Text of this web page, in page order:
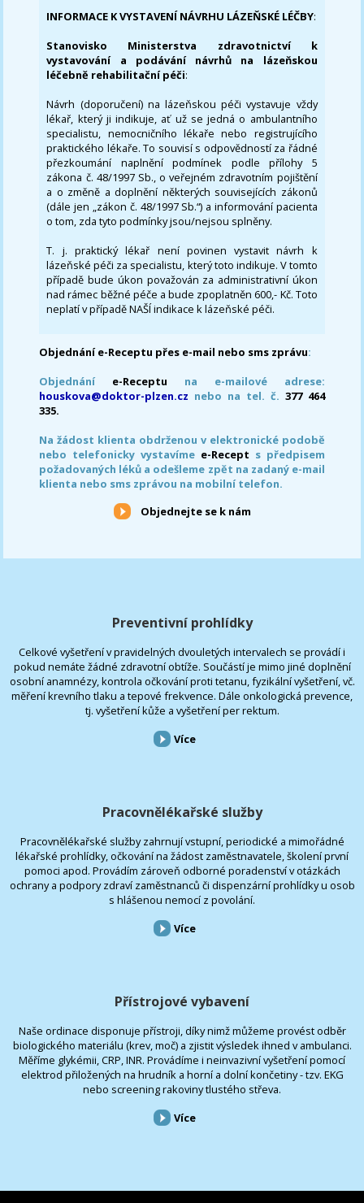
INFORMACE K VYSTAVENÍ NÁVRHU LÁZEŇSKÉ LÉČBY:
Stanovisko Ministerstva zdravotnictví k
vystavování a podávání návrhů na lázeňskou
léčebně rehabilitační péči:
Návrh (doporučení) na lázeňskou péči vystavuje vždy
lékař, který ji indikuje, ať už se jedná o ambulantního
specialistu, nemocničního lékaře nebo registrujícího
praktického lékaře. To souvisí s odpovědností za řádné
přezkoumání naplnění podmínek podle přílohy 5
zákona č. 48/1997 Sb., o veřejném zdravotním pojištění
a o změně a doplnění některých souvisejících zákonů
(dále jen „zákon č. 48/1997 Sb.“) a informování pacienta
o tom, zda tyto podmínky jsou/nejsou splněny.
T. j. praktický lékař není povinen vystavit návrh k
lázeňské péči za specialistu, který toto indikuje. V tomto
případě bude úkon považován za administrativní úkon
nad rámec běžné péče a bude zpoplatněn 600,- Kč. Toto
neplatí v případě NAŠÍ indikace k lázeňské péči.
Objednání e-Receptu přes e-mail nebo sms zprávu:
Objednání e-Receptu na e-mailové adrese:
houskova@doktor-plzen.cz nebo na tel. č. 377 464
335.
Na žádost klienta obdrženou v elektronické podobě
nebo telefonicky vystavíme e-Recept s předpisem
požadovaných léků a odešleme zpět na zadaný e-mail
klienta nebo sms zprávou na mobilní telefon.
Objednejte se k nám
Preventivní prohlídky
Celkové vyšetření v pravidelných dvouletých intervalech se provádí i
pokud nemáte žádné zdravotní obtíže. Součástí je mimo jiné doplnění
osobní anamnézy, kontrola očkování proti tetanu, fyzikální vyšetření, vč.
měření krevního tlaku a tepové frekvence. Dále onkologická prevence,
tj. vyšetření kůže a vyšetření per rektum.
Více
Pracovnělékařské služby
Pracovnělékařské služby zahrnují vstupní, periodické a mimořádné
lékařské prohlídky, očkování na žádost zaměstnavatele, školení první
pomoci apod. Provádím zároveň odborné poradenství v otázkách
ochrany a podpory zdraví zaměstnanců či dispenzární prohlídky u osob
s hlášenou nemocí z povolání.
Více
Přístrojové vybavení
Naše ordinace disponuje přístroji, díky nimž můžeme provést odběr
biologického materiálu (krev, moč) a zjistit výsledek ihned v ambulanci.
Měříme glykémii, CRP, INR. Provádíme i neinvazivní vyšetření pomocí
elektrod přiložených na hrudník a horní a dolní končetiny - tzv. EKG
nebo screening rakoviny tlustého střeva.
Více